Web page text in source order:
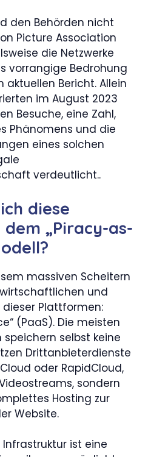
den Behörden nicht
Picture Association
die Netzwerke
vorrangige Bedrohung
Bericht. Allein
im August 2023
Besuche, eine Zahl,
Phänomens und die
eines solchen
verdeutlicht..
diese
„Piracy-as-
massiven Scheitern
und
Plattformen:
(PaaS). Die meisten
selbst keine
Drittanbieterdienste
oder RapidCloud,
sondern
Hosting zur
Website.
ist eine